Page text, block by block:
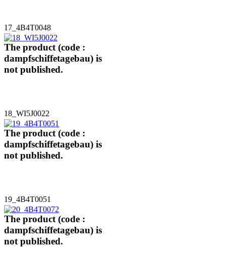
17_4B4T0048
The product (code :
dampfschiffetagebau) is
not published.
18_WI5J0022
The product (code :
dampfschiffetagebau) is
not published.
19_4B4T0051
The product (code :
dampfschiffetagebau) is
not published.